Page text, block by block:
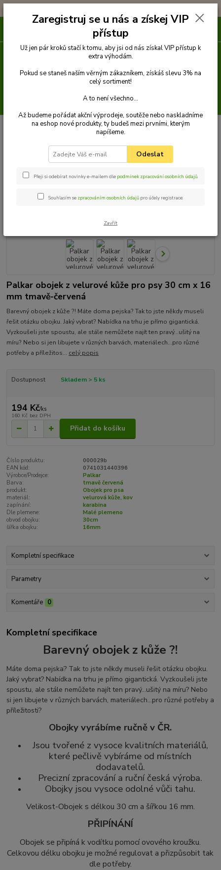
Venčení Obojky Obojky z velurové kůže
Obojek z velurové
Palkar obojek z velurové kůže pro psy 30 cm x 16 mm tmavě-
Palkar obojek z velurové kůže pro
psy 30 cm x 16 mm tmavě-
červená
Palkar obojek z velurové kůže pro psy 30 cm x 16
mm tmavě-červená
Barevný obojek z kůže ?! Máte doma pejska? Tak to jste někdy museli
řešit otázku obojku. Jaký vybrat? Nabídka na trhu je přímo gigantická.
Vyzkoušeli jste spoustu, ale stále nemůžete najít ten pravý...ušitý na
míru? Nebo si jen libujete v různých barvách, materiálech...pro různé
potřeby a příležitos... celý popis
Dostupnost Skladem > 5 ks
194 Kč/ks
160 Kč bez DPH
Přidat do košíku
Číslo produktu:
000029b
EAN kód:
0741031440396
Výrobce/Prodejce:
Palkar
Barva:
tmavě červená
produkt:
Obojek pro psa
materiál:
velurová kůže, kov
zapínání:
karabina
Dle plemene:
Malé plemeno
obvod obojku:
30cm
šířka obojku:
16mm
Kompletní specifikace
Parametry
Komentáře 0
Kompletní specifikace
Barevný obojek z kůže ?!
Máte doma pejska? Tak to jste někdy museli řešit otázku obojku.
Jaký vybrat? Nabídka na trhu je přímo gigantická. Vyzkoušeli jste
spoustu, ale stále nemůžete najít ten pravý...ušitý na míru? Nebo
si jen libujete v různých barvách, materiálech...pro různé potřeby a
příležitosti?
Obojky vyrábíme ručně v ČR.
Jsou tvořené z vysoce kvalitních materiálů,
které pečlivě vybíráme od místních
dodavatelů.
Precizní zpracování a ruční česká výroba.
Obojky jsou vysoce odolné vůči tahu.
Velikost-Obojek s délkou 30 cm a šířkou 16 mm.
PŘIPÍNÁNÍ
Obojek se připíná k vodítku pomocíovového kroužku.
Celkovou délku obojku je možné regulovat a přizpůsobit tak
dle potřeby.
Zaregistruj se u nás a získej VIP
přístup
Už jen pár kroků stačí k tomu, aby jsi od nás získal VIP přístup k
extra výhodám.
Pokud se staneš naším věrným zákazníkem, získáš slevu 3% na
celý sortiment!
A to není všechno...
Až budeme pořádat akční výprodeje, soutěže nebo naskladníme
na eshop nové produkty, ty budeš mezi prvními, kterým
napíšeme.
Odeslat
Přeji si odebírat novinky e-mailem dle podmínek zpracování osobních údajů.
Souhlasím se zpracováním osobních údajů pro účely registrace.
Zavřít